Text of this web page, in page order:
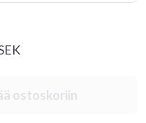
ostoskoriin